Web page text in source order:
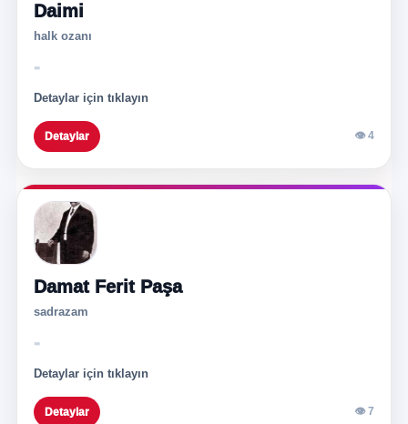
Daimi
halk ozanı
-
Detaylar için tıklayın
Detaylar 👁 4
Damat Ferit Paşa
sadrazam
-
Detaylar için tıklayın
Detaylar 👁 7